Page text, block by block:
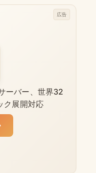
ーバー、世界32
ク展開対応
広告